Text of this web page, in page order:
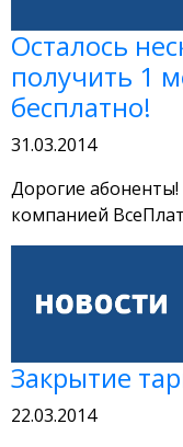
Осталось
получить 1
бесплатно!
31.03.2014
Дорогие
компанией
Закрытие
22.03.2014